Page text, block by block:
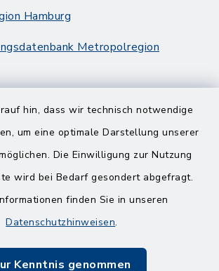
hin, dass wir technisch notwendige
um eine optimale Darstellung unserer
Die Einwilligung zur Nutzung
wird bei Bedarf gesondert abgefragt.
finden Sie in unseren
Datenschutzhinweisen.
Kenntnis genommen
Hamburg
Metropolregion
Barrierefreiheit